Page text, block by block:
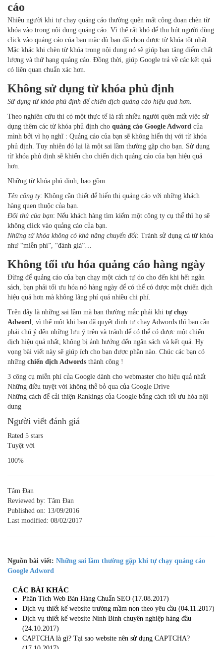
cáo
Nhiều người khi tự chạy quảng cáo thường quên mất công đoạn chèn từ
khóa vào trong nội dung quảng cáo. Vì thế rất khó để thu hút người dùng
click vào quảng cáo của bạn mặc dù bạn đã chọn được từ khóa tốt nhất.
Mặc khác khi chèn từ khóa trong nội dung nó sẽ giúp bạn tăng điểm chất
lượng và thứ hạng quảng cáo. Đồng thời, giúp Google trả về các kết quả
có liên quan chuẩn xác hơn.
Không sử dụng từ khóa phủ định
Sử dụng từ khóa phủ định để chiến dịch quảng cáo hiệu quả hơn.
Theo nghiên cứu thì có một thực tế là rất nhiều người quên mất việc sử
dụng thêm các từ khóa phủ định cho quảng cáo Google Adword của
mình bởi vì họ nghĩ : Quảng cáo của bạn sẽ không hiển thị với từ khóa
phủ định. Tuy nhiên đó lại là một sai lầm thường gặp cho bạn. Sử dụng
từ khóa phủ định sẽ khiến cho chiến dịch quảng cáo của bạn hiệu quả
hơn.
Những từ khóa phủ định, bao gồm:
Tên công ty: Không cần thiết để hiển thị quảng cáo với những khách
hàng quen thuộc của bạn.
Đối thủ của bạn: Nếu khách hàng tìm kiếm một công ty cụ thể thì họ sẽ
không click vào quảng cáo của bạn.
Những từ khóa không có khả năng chuyển đổi: Tránh sử dụng cá từ khóa
như “miễn phí”, “đánh giá”…
Không tối ưu hóa quảng cáo hàng ngày
Đừng để quảng cáo của bạn chạy một cách tự do cho đến khi hết ngân
sách, bạn phải tối ưu hóa nó hàng ngày để có thể có được một chiến dịch
hiệu quả hơn mà không lãng phí quá nhiều chi phí.
Trên đây là những sai lầm mà bạn thường mắc phải khi tự chạy
Adword, vì thế một khi bạn đã quyết định tự chạy Adwords thì bạn cần
phải chú ý đến những lưu ý trên và tránh để có thể có được một chiến
dịch hiệu quả nhất, không bị ảnh hưởng đến ngân sách và kết quả. Hy
vọng bài viết này sẽ giúp ích cho bạn được phần nào. Chúc các bạn có
những chiến dịch Adwords thành công !
3 công cụ miễn phí của Google dành cho webmaster cho hiệu quả nhất
Những điều tuyệt vời không thể bỏ qua của Google Drive
Những cách để cải thiện Rankings của Google bằng cách tối ưu hóa nội
dung
Người viết đánh giá
Rated 5 stars
Tuyệt vời
100%
Tâm Đan
Reviewed by: Tâm Đan
Published on: 13/09/2016
Last modified: 08/02/2017
Nguồn bài viết: Những sai lầm thường gặp khi tự chạy quảng cáo
Google Adword
CÁC BÀI KHÁC
Phân Tích Web Bán Hàng Chuẩn SEO (17.08.2017)
Dịch vụ thiết kế website trường mầm non theo yêu cầu (04.11.2017)
Dịch vụ thiết kế website Ninh Bình chuyên nghiệp hàng đầu
(24.10.2017)
CAPTCHA là gì? Tại sao website nên sử dụng CAPTCHA?